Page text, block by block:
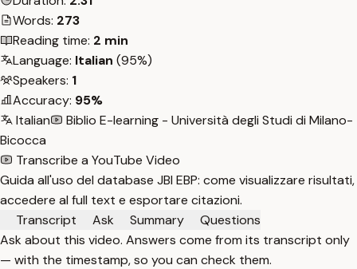
Words: 273
Reading time: 2 min
Language: Italian (95%)
Speakers: 1
Accuracy: 95%
Italian
Biblio E-learning - Università degli Studi di Milano-
Bicocca
Transcribe a YouTube Video
Guida all'uso del database JBI EBP: come visualizzare risultati,
accedere al full text e esportare citazioni.
Transcript
Ask Summary
Questions
Ask about this video. Answers come from its transcript only
— with the timestamp, so you can check them.